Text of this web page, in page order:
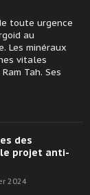
toute urgence
au
Les minéraux
vitales
Tah. Ses
des
projet anti-
2024